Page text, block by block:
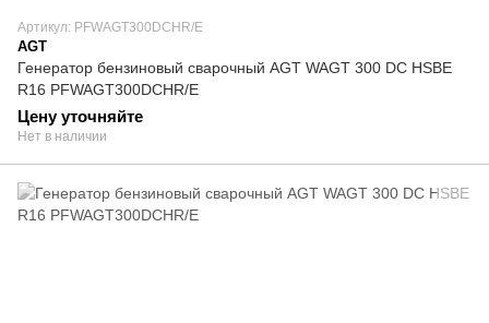
Артикул: PFWAGT300DCHR/E
AGT
Генератор бензиновый сварочный AGT WAGT 300 DC HSBE
R16 PFWAGT300DCHR/E
Цену уточняйте
Нет в наличии